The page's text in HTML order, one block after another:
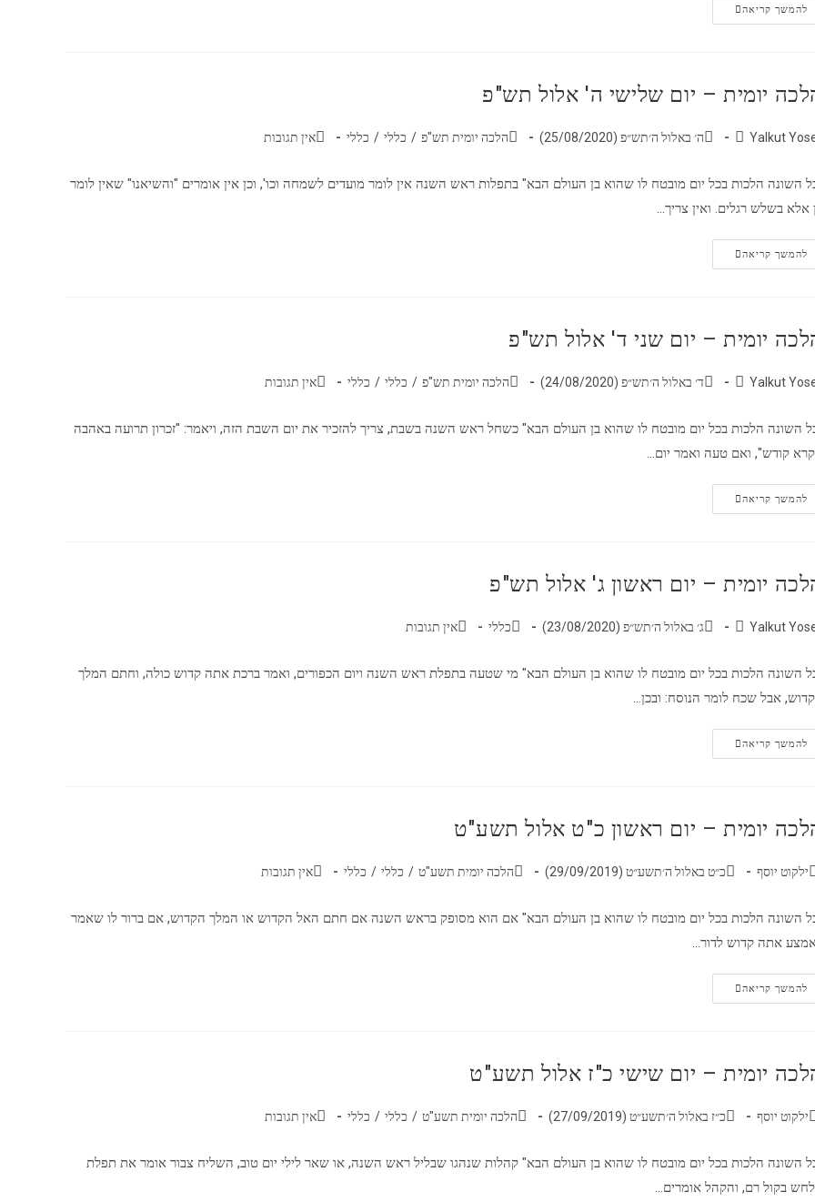
להמשך קריאה
יומית – יום שלישי ה' אלול תש"פ
Yalkut ה׳ באלול ה׳תש״פ (25/08/2020) הלכה יומית תש"פ / כללי / כללי אין תגובות
השונה הלכות בכל יום מובטח לו שהוא בן העולם הבא" בתפלות ראש השנה אין לומר מועדים לשמחה וכו', וכן אין אומרים "והשיאנו" שאין לומר
אלא בשלש רגלים. ואין צריך…
להמשך קריאה
יומית – יום שני ד' אלול תש"פ
Yalkut ד׳ באלול ה׳תש״פ (24/08/2020) הלכה יומית תש"פ / כללי / כללי אין תגובות
השונה הלכות בכל יום מובטח לו שהוא בן העולם הבא" כשחל ראש השנה בשבת, צריך להזכיר את יום השבת הזה, ויאמר: "זכרון תרועה באהבה
קודש", ואם טעה ואמר יום…
להמשך קריאה
יומית – יום ראשון ג' אלול תש"פ
Yalkut ג׳ באלול ה׳תש״פ (23/08/2020) כללי אין תגובות
השונה הלכות בכל יום מובטח לו שהוא בן העולם הבא" מי שטעה בתפלת ראש השנה ויום הכפורים, ואמר ברכת אתה קדוש כולה, וחתם המלך
אבל שכח לומר הנוסח: ובכן…
להמשך קריאה
יומית – יום ראשון כ"ט אלול תשע"ט
ילקוט יוסף כ״ט באלול ה׳תשע״ט (29/09/2019) הלכה יומית תשע"ט / כללי / כללי אין תגובות
השונה הלכות בכל יום מובטח לו שהוא בן העולם הבא" אם הוא מסופק בראש השנה אם חתם האל הקדוש או המלך הקדוש, אם ברור לו שאמר
אתה קדוש לדור…
להמשך קריאה
יומית – יום שישי כ"ז אלול תשע"ט
ילקוט יוסף כ״ז באלול ה׳תשע״ט (27/09/2019) הלכה יומית תשע"ט / כללי / כללי אין תגובות
השונה הלכות בכל יום מובטח לו שהוא בן העולם הבא" קהלות שנהגו שבליל ראש השנה, או שאר לילי יום טוב, השליח צבור אומר את תפלת
בקול רם, והקהל אומרים…